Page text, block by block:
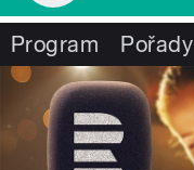
Program Pořady